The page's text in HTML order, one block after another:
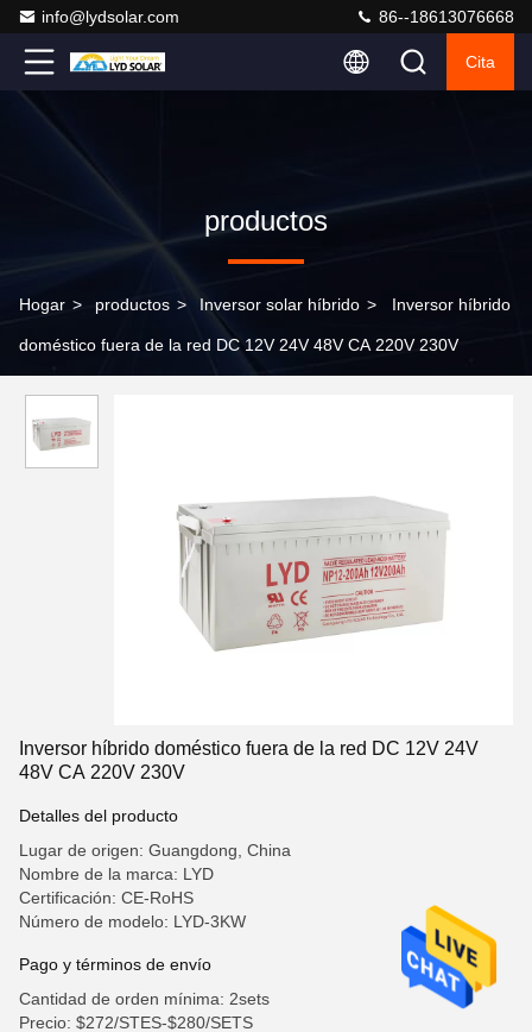
info@lydsolar.com 86--18613076668
Cita
productos
Hogar > productos > Inversor solar híbrido > Inversor híbrido
doméstico fuera de la red DC 12V 24V 48V CA 220V 230V
Inversor híbrido doméstico fuera de la red DC 12V 24V
48V CA 220V 230V
Detalles del producto
Lugar de origen: Guangdong, China
Nombre de la marca: LYD
Certificación: CE-RoHS
Número de modelo: LYD-3KW
Pago y términos de envío
Cantidad de orden mínima: 2sets
Precio: $272/STES-$280/SETS